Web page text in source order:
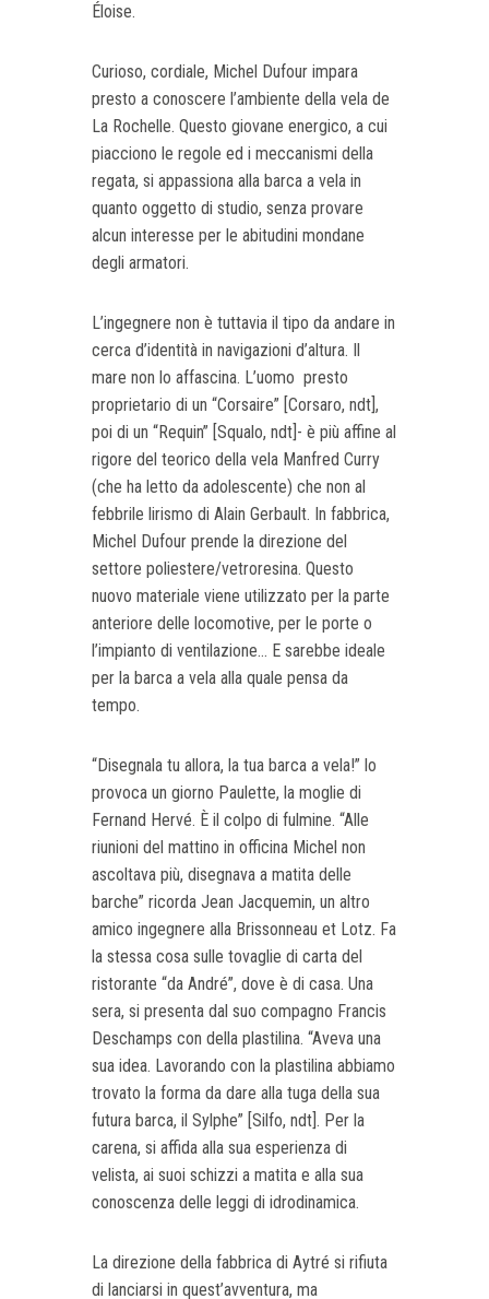
Éloise.
Curioso, cordiale, Michel Dufour impara
presto a conoscere l’ambiente della vela de
La Rochelle. Questo giovane energico, a cui
piacciono le regole ed i meccanismi della
regata, si appassiona alla barca a vela in
quanto oggetto di studio, senza provare
alcun interesse per le abitudini mondane
degli armatori.
L’ingegnere non è tuttavia il tipo da andare in
cerca d’identità in navigazioni d’altura. Il
mare non lo affascina. L’uomo presto
proprietario di un “Corsaire” [Corsaro, ndt],
poi di un “Requin” [Squalo, ndt]- è più affine al
rigore del teorico della vela Manfred Curry
(che ha letto da adolescente) che non al
febbrile lirismo di Alain Gerbault. In fabbrica,
Michel Dufour prende la direzione del
settore poliestere/vetroresina. Questo
nuovo materiale viene utilizzato per la parte
anteriore delle locomotive, per le porte o
l’impianto di ventilazione... E sarebbe ideale
per la barca a vela alla quale pensa da
tempo.
“Disegnala tu allora, la tua barca a vela!” lo
provoca un giorno Paulette, la moglie di
Fernand Hervé. È il colpo di fulmine. “Alle
riunioni del mattino in officina Michel non
ascoltava più, disegnava a matita delle
barche” ricorda Jean Jacquemin, un altro
amico ingegnere alla Brissonneau et Lotz. Fa
la stessa cosa sulle tovaglie di carta del
ristorante “da André”, dove è di casa. Una
sera, si presenta dal suo compagno Francis
Deschamps con della plastilina. “Aveva una
sua idea. Lavorando con la plastilina abbiamo
trovato la forma da dare alla tuga della sua
futura barca, il Sylphe” [Silfo, ndt]. Per la
carena, si affida alla sua esperienza di
velista, ai suoi schizzi a matita e alla sua
conoscenza delle leggi di idrodinamica.
La direzione della fabbrica di Aytré si rifiuta
di lanciarsi in quest’avventura, ma